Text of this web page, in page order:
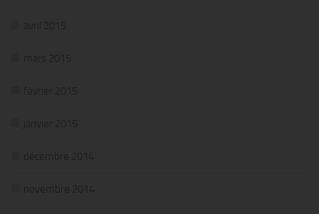
avril 2015
mars 2015
février 2015
janvier 2015
décembre 2014
novembre 2014